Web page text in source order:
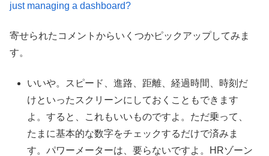
just managing a dashboard?
寄せられたコメントからいくつかピックアップしてみま
す。
いいや。スピード、進路、距離、経過時間、時刻だ
けといったスクリーンにしておくこともできます
よ。すると、これもいいものですよ。ただ乗って、
たまに基本的な数字をチェックするだけで済みま
す。パワーメーターは、要らないですよ。HRゾーン